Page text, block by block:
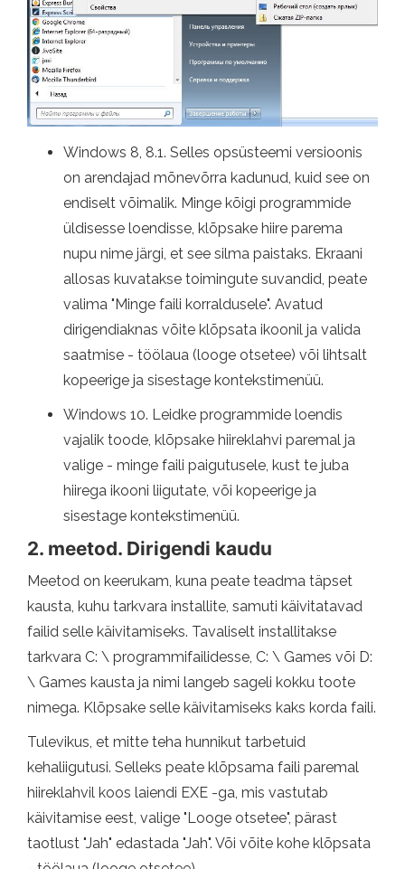
Windows 8, 8.1. Selles opsüsteemi versioonis
on arendajad mõnevõrra kadunud, kuid see on
endiselt võimalik. Minge kõigi programmide
üldisesse loendisse, klõpsake hiire parema
nupu nime järgi, et see silma paistaks. Ekraani
allosas kuvatakse toimingute suvandid, peate
valima "Minge faili korraldusele". Avatud
dirigendiaknas võite klõpsata ikoonil ja valida
saatmise - töölaua (looge otsetee) või lihtsalt
kopeerige ja sisestage kontekstimenüü.
Windows 10. Leidke programmide loendis
vajalik toode, klõpsake hiireklahvi paremal ja
valige - minge faili paigutusele, kust te juba
hiirega ikooni liigutate, või kopeerige ja
sisestage kontekstimenüü.
2. meetod. Dirigendi kaudu
Meetod on keerukam, kuna peate teadma täpset
kausta, kuhu tarkvara installite, samuti käivitatavad
failid selle käivitamiseks. Tavaliselt installitakse
tarkvara C: \ programmifailidesse, C: \ Games või D:
\ Games kausta ja nimi langeb sageli kokku toote
nimega. Klõpsake selle käivitamiseks kaks korda faili.
Tulevikus, et mitte teha hunnikut tarbetuid
kehaliigutusi. Selleks peate klõpsama faili paremal
hiireklahvil koos laiendi EXE -ga, mis vastutab
käivitamise eest, valige "Looge otsetee", pärast
taotlust "Jah" edastada "Jah". Või võite kohe klõpsata